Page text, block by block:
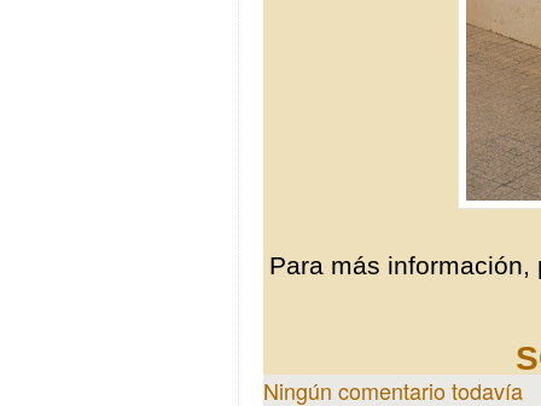
Para más información,
Ningún comentario todavía